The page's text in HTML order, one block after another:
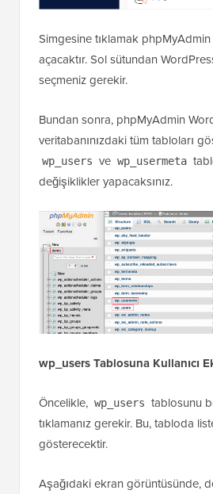
Simgesine tıklamak
açacaktır. Sol sütundan
seçmeniz gerekir.
Bundan sonra, phpMyAdmin
veritabanınızdaki tüm tabloları
wp_users ve wp_usermeta
değişiklikler yapacaksınız.
wp_users Tablosuna Kullanıcı
Öncelikle, wp_users tablosunu
tıklamanız gerekir. Bu, tabloda
gösterecektir.
Aşağıdaki ekran görüntüsünde,